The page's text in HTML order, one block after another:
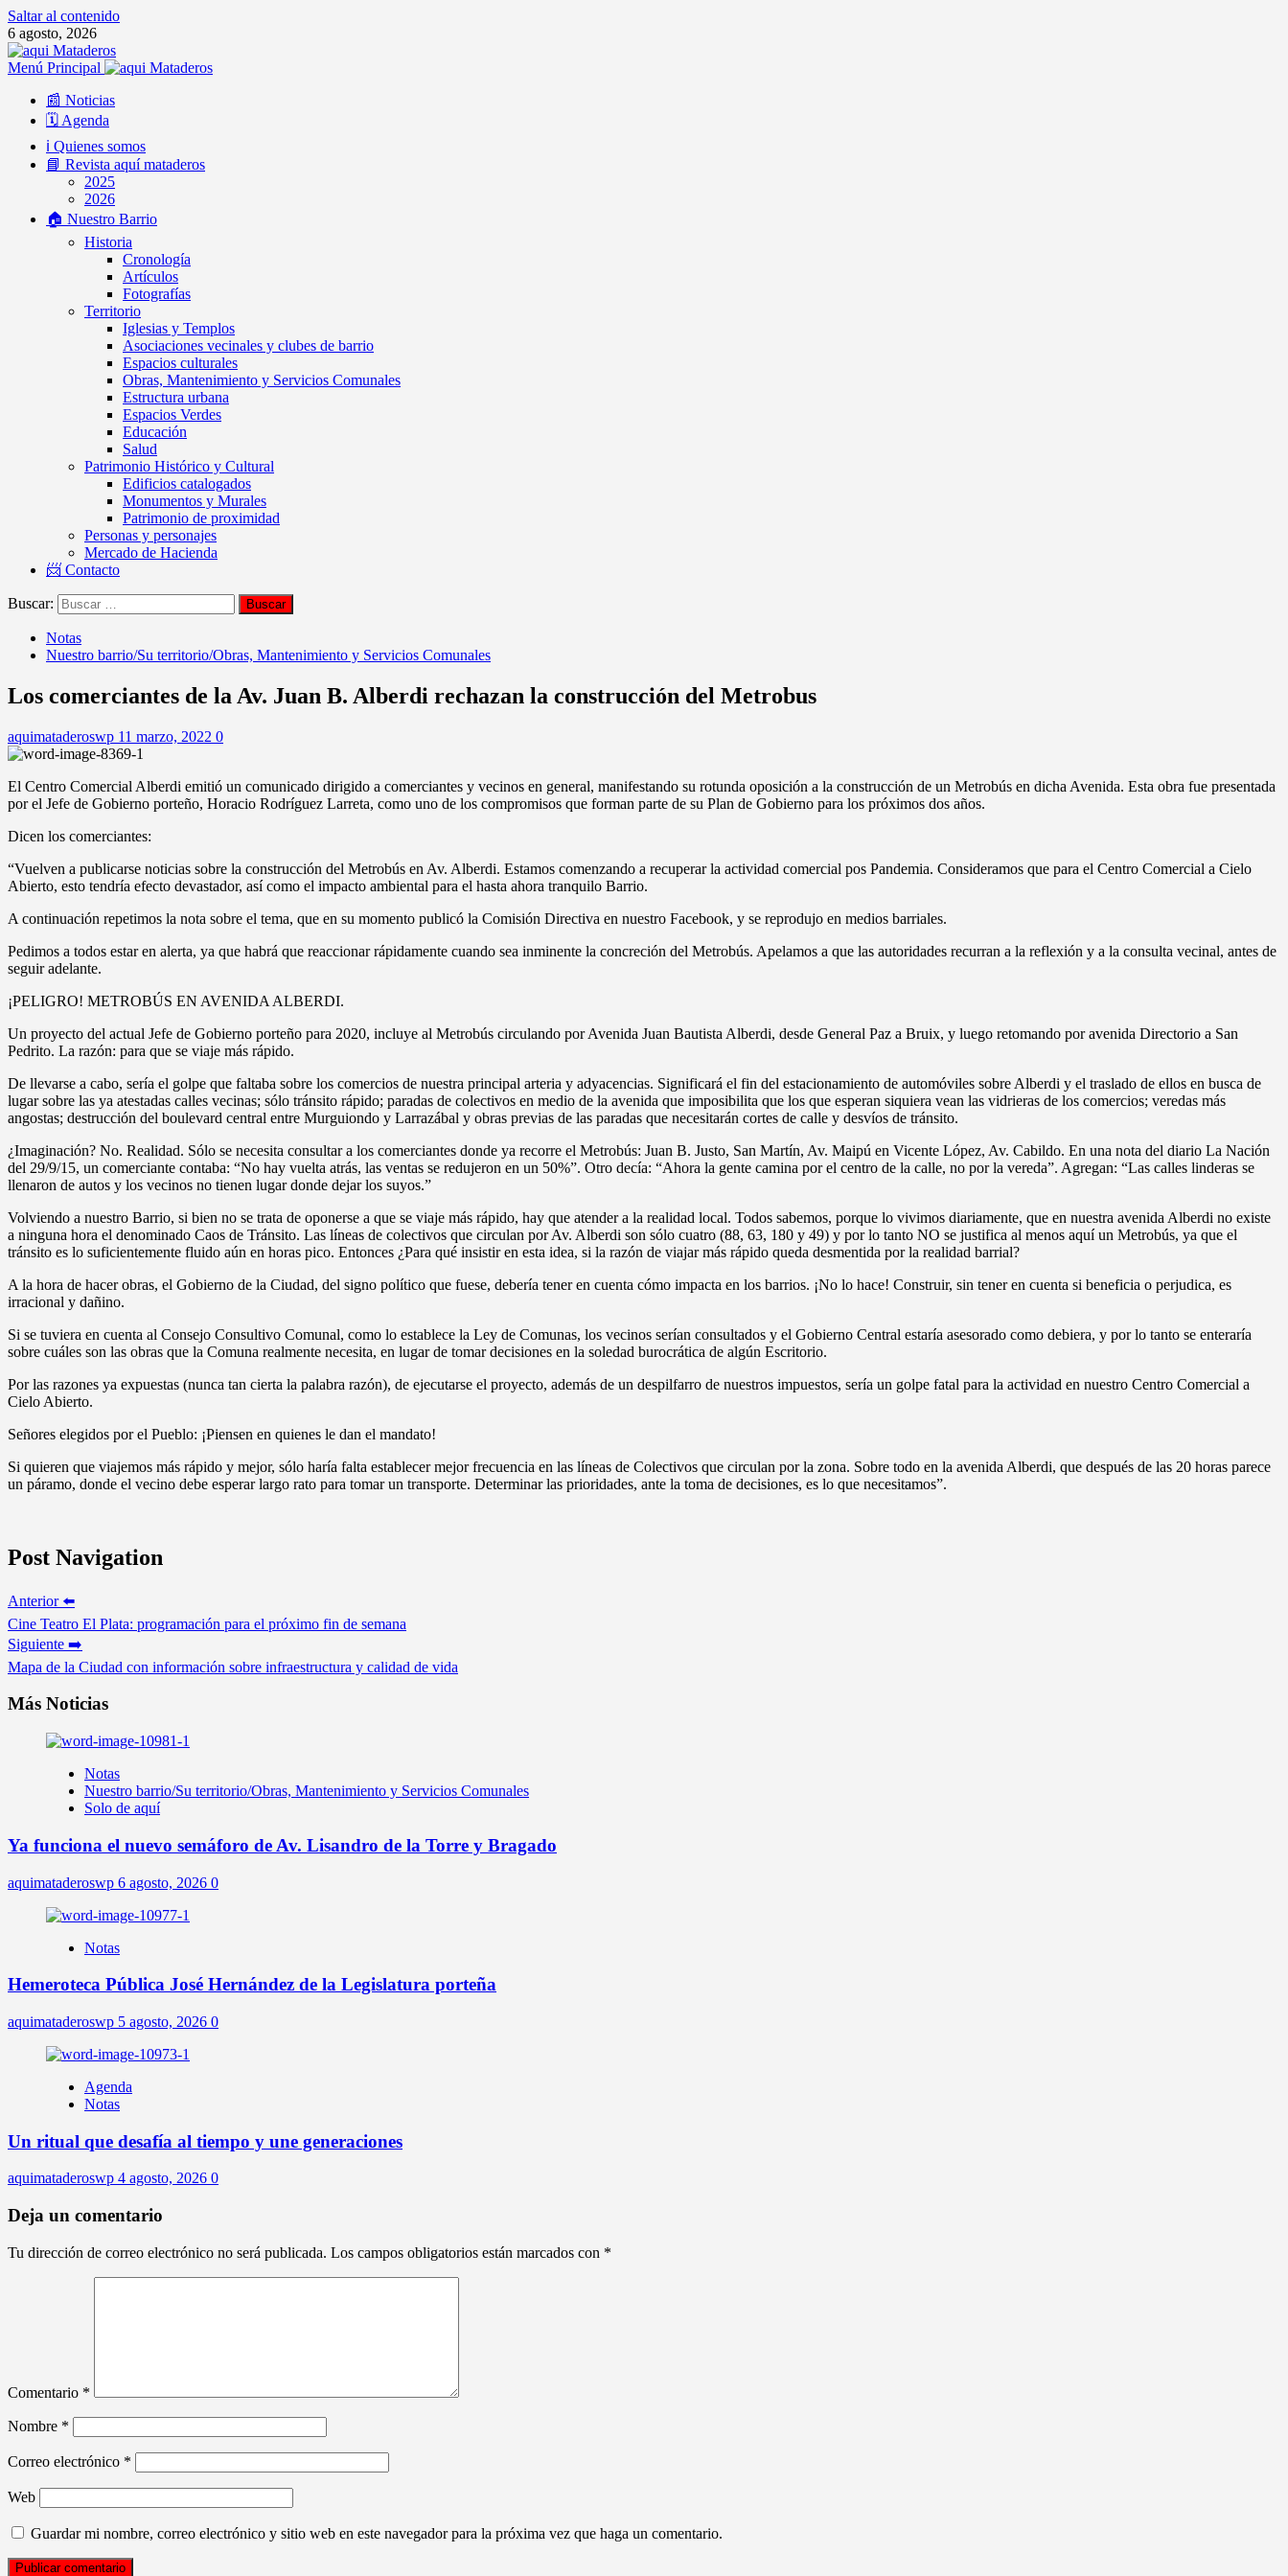
Saltar al contenido
6 agosto, 2026
Menú Principal
📰 Noticias
🗓️ Agenda
ℹ️ Quienes somos
📘 Revista aquí mataderos
2025
2026
🏠 Nuestro Barrio
Historia
Cronología
Artículos
Fotografías
Territorio
Iglesias y Templos
Asociaciones vecinales y clubes de barrio
Espacios culturales
Obras, Mantenimiento y Servicios Comunales
Estructura urbana
Espacios Verdes
Educación
Salud
Patrimonio Histórico y Cultural
Edificios catalogados
Monumentos y Murales
Patrimonio de proximidad
Personas y personajes
Mercado de Hacienda
📨 Contacto
Buscar:
Notas
Nuestro barrio/Su territorio/Obras, Mantenimiento y Servicios Comunales
Los comerciantes de la Av. Juan B. Alberdi rechazan la construcción del Metrobus
aquimataderoswp 11 marzo, 2022 0
El Centro Comercial Alberdi emitió un comunicado dirigido a comerciantes y vecinos en general, manifestando su rotunda oposición a la construcción de un Metrobús en dicha Avenida. Esta obra fue presentada
por el Jefe de Gobierno porteño, Horacio Rodríguez Larreta, como uno de los compromisos que forman parte de su Plan de Gobierno para los próximos dos años.
Dicen los comerciantes:
“Vuelven a publicarse noticias sobre la construcción del Metrobús en Av. Alberdi. Estamos comenzando a recuperar la actividad comercial pos Pandemia. Consideramos que para el Centro Comercial a Cielo
Abierto, esto tendría efecto devastador, así como el impacto ambiental para el hasta ahora tranquilo Barrio.
A continuación repetimos la nota sobre el tema, que en su momento publicó la Comisión Directiva en nuestro Facebook, y se reprodujo en medios barriales.
Pedimos a todos estar en alerta, ya que habrá que reaccionar rápidamente cuando sea inminente la concreción del Metrobús. Apelamos a que las autoridades recurran a la reflexión y a la consulta vecinal, antes de
seguir adelante.
¡PELIGRO! METROBÚS EN AVENIDA ALBERDI.
Un proyecto del actual Jefe de Gobierno porteño para 2020, incluye al Metrobús circulando por Avenida Juan Bautista Alberdi, desde General Paz a Bruix, y luego retomando por avenida Directorio a San
Pedrito. La razón: para que se viaje más rápido.
De llevarse a cabo, sería el golpe que faltaba sobre los comercios de nuestra principal arteria y adyacencias. Significará el fin del estacionamiento de automóviles sobre Alberdi y el traslado de ellos en busca de
lugar sobre las ya atestadas calles vecinas; sólo tránsito rápido; paradas de colectivos en medio de la avenida que imposibilita que los que esperan siquiera vean las vidrieras de los comercios; veredas más
angostas; destrucción del boulevard central entre Murguiondo y Larrazábal y obras previas de las paradas que necesitarán cortes de calle y desvíos de tránsito.
¿Imaginación? No. Realidad. Sólo se necesita consultar a los comerciantes donde ya recorre el Metrobús: Juan B. Justo, San Martín, Av. Maipú en Vicente López, Av. Cabildo. En una nota del diario La Nación
del 29/9/15, un comerciante contaba: “No hay vuelta atrás, las ventas se redujeron en un 50%”. Otro decía: “Ahora la gente camina por el centro de la calle, no por la vereda”. Agregan: “Las calles linderas se
llenaron de autos y los vecinos no tienen lugar donde dejar los suyos.”
Volviendo a nuestro Barrio, si bien no se trata de oponerse a que se viaje más rápido, hay que atender a la realidad local. Todos sabemos, porque lo vivimos diariamente, que en nuestra avenida Alberdi no existe
a ninguna hora el denominado Caos de Tránsito. Las líneas de colectivos que circulan por Av. Alberdi son sólo cuatro (88, 63, 180 y 49) y por lo tanto NO se justifica al menos aquí un Metrobús, ya que el
tránsito es lo suficientemente fluido aún en horas pico. Entonces ¿Para qué insistir en esta idea, si la razón de viajar más rápido queda desmentida por la realidad barrial?
A la hora de hacer obras, el Gobierno de la Ciudad, del signo político que fuese, debería tener en cuenta cómo impacta en los barrios. ¡No lo hace! Construir, sin tener en cuenta si beneficia o perjudica, es
irracional y dañino.
Si se tuviera en cuenta al Consejo Consultivo Comunal, como lo establece la Ley de Comunas, los vecinos serían consultados y el Gobierno Central estaría asesorado como debiera, y por lo tanto se enteraría
sobre cuáles son las obras que la Comuna realmente necesita, en lugar de tomar decisiones en la soledad burocrática de algún Escritorio.
Por las razones ya expuestas (nunca tan cierta la palabra razón), de ejecutarse el proyecto, además de un despilfarro de nuestros impuestos, sería un golpe fatal para la actividad en nuestro Centro Comercial a
Cielo Abierto.
Señores elegidos por el Pueblo: ¡Piensen en quienes le dan el mandato!
Si quieren que viajemos más rápido y mejor, sólo haría falta establecer mejor frecuencia en las líneas de Colectivos que circulan por la zona. Sobre todo en la avenida Alberdi, que después de las 20 horas parece
un páramo, donde el vecino debe esperar largo rato para tomar un transporte. Determinar las prioridades, ante la toma de decisiones, es lo que necesitamos”.
Post Navigation
Anterior ⬅️
Cine Teatro El Plata: programación para el próximo fin de semana
Siguiente ➡️
Mapa de la Ciudad con información sobre infraestructura y calidad de vida
Más Noticias
Notas
Nuestro barrio/Su territorio/Obras, Mantenimiento y Servicios Comunales
Solo de aquí
Ya funciona el nuevo semáforo de Av. Lisandro de la Torre y Bragado
aquimataderoswp 6 agosto, 2026 0
Notas
Hemeroteca Pública José Hernández de la Legislatura porteña
aquimataderoswp 5 agosto, 2026 0
Agenda
Notas
Un ritual que desafía al tiempo y une generaciones
aquimataderoswp 4 agosto, 2026 0
Deja un comentario
Tu dirección de correo electrónico no será publicada. Los campos obligatorios están marcados con *
Comentario *
Nombre *
Correo electrónico *
Web
Guardar mi nombre, correo electrónico y sitio web en este navegador para la próxima vez que haga un comentario.